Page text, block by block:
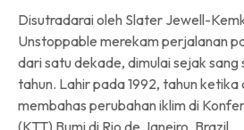
Disutradarai oleh Slater Jewell-
Unstoppable merekam perjalanan
dari satu dekade, dimulai sejak sang
tahun. Lahir pada 1992, tahun
membahas perubahan iklim di
(KTT) Bumi di Rio de Janeiro, Brazil.